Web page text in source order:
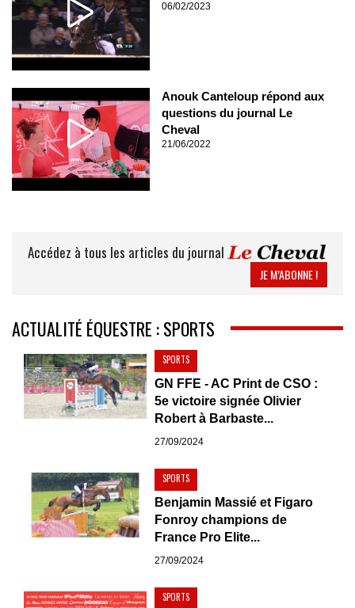
06/02/2023
Anouk Canteloup répond aux
questions du journal Le
Cheval
21/06/2022
Accédez à tous les articles du journal
JE M’ABONNE !
ACTUALITÉ ÉQUESTRE : SPORTS
SPORTS
GN FFE - AC Print de CSO :
5e victoire signée Olivier
Robert à Barbaste...
27/09/2024
SPORTS
Benjamin Massié et Figaro
Fonroy champions de
France Pro Elite...
27/09/2024
SPORTS